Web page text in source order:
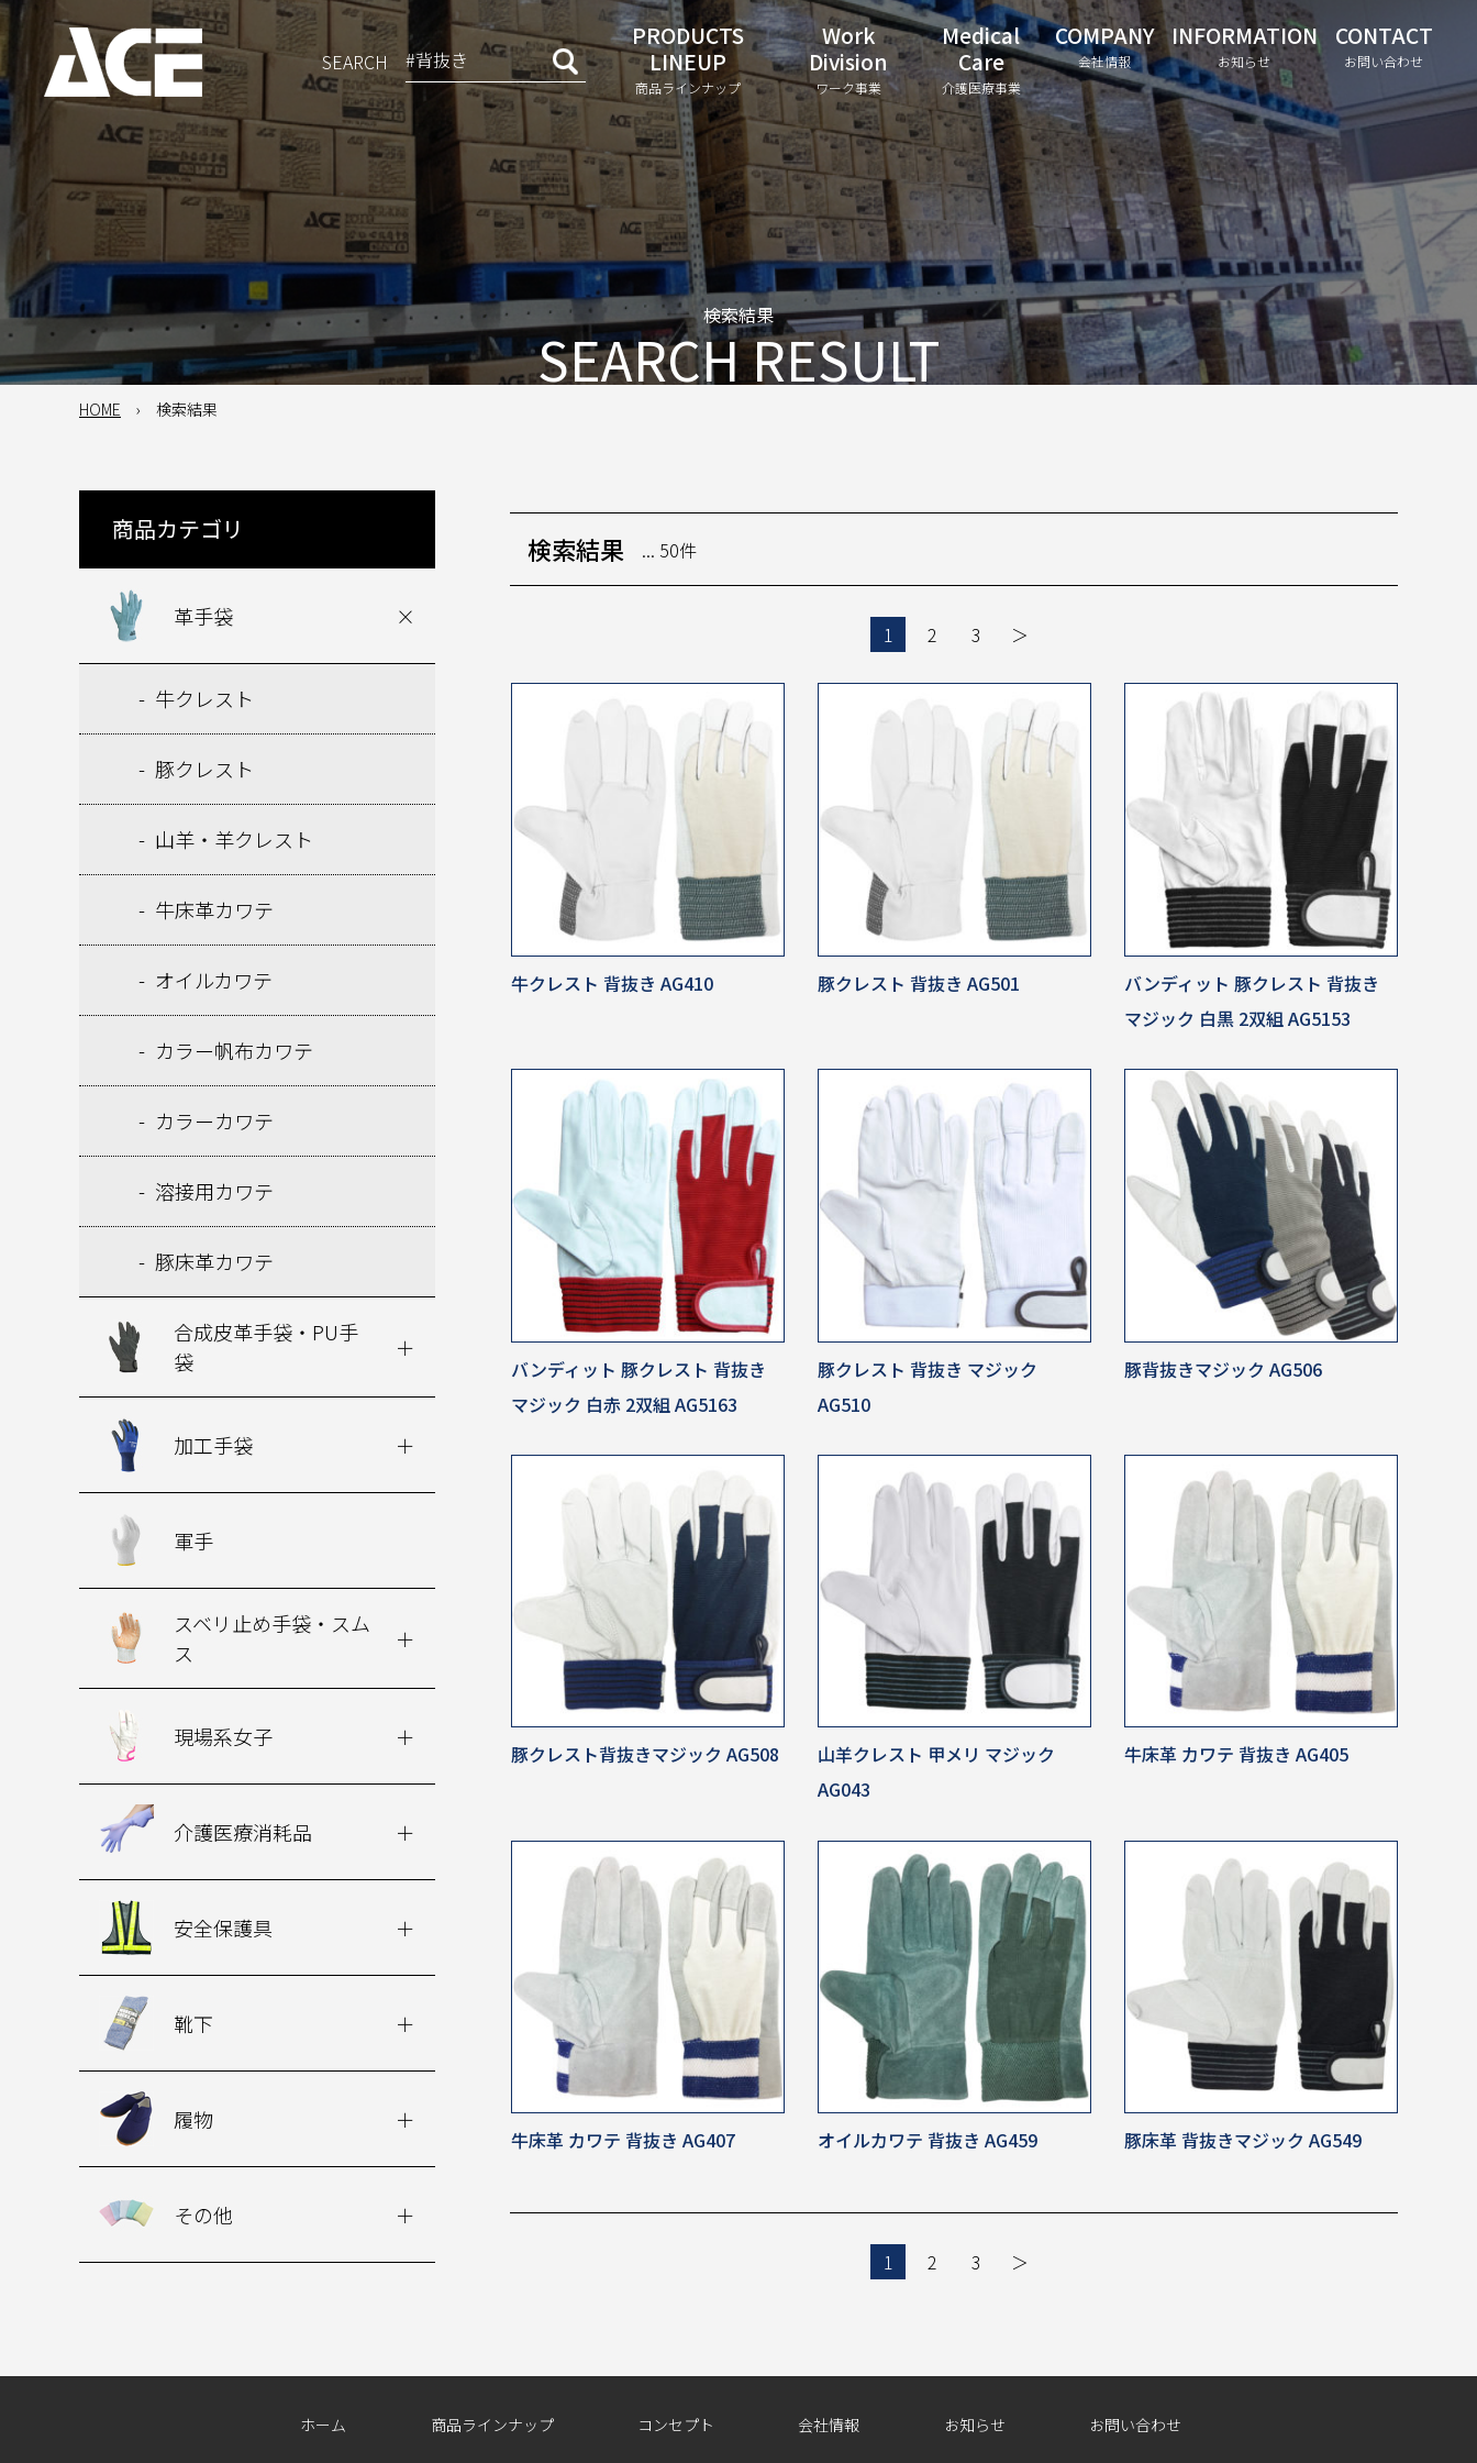
SEARCH
PRODUCTS
LINEUP
商品ラインナップ
Work
Division
ワーク事業
Medical
Care
介護医療事業
COMPANY
会社情報
INFORMATION
お知らせ
CONTACT
お問い合わせ
検索結果
SEARCH RESULT
HOME 検索結果
検索結果 ... 50件
1 2 3 ＞
牛クレスト 背抜き AG410 豚クレスト 背抜き AG501
バンディット 豚クレスト 背抜き
マジック 白黒 2双組 AG5153
バンディット 豚クレスト 背抜き
マジック 白赤 2双組 AG5163
豚クレスト 背抜き マジック
AG510
豚背抜きマジック AG506
豚クレスト背抜きマジック AG508
山羊クレスト 甲メリ マジック
AG043
牛床革 カワテ 背抜き AG405
牛床革 カワテ 背抜き AG407 オイルカワテ 背抜き AG459 豚床革 背抜きマジック AG549
1 2 3 ＞
商品カテゴリ
革手袋
牛クレスト
豚クレスト
山羊・羊クレスト
牛床革カワテ
オイルカワテ
カラー帆布カワテ
カラーカワテ
溶接用カワテ
豚床革カワテ
合成皮革手袋・PU手
袋
加工手袋
軍手
スベリ止め手袋・スム
ス
現場系女子
介護医療消耗品
安全保護具
靴下
履物
その他
ホーム 商品ラインナップ コンセプト 会社情報 お知らせ お問い合わせ